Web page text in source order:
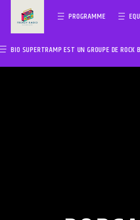
PROGRAMME
BIO SUPERTRAMP EST UN GROUPE DE ROCK